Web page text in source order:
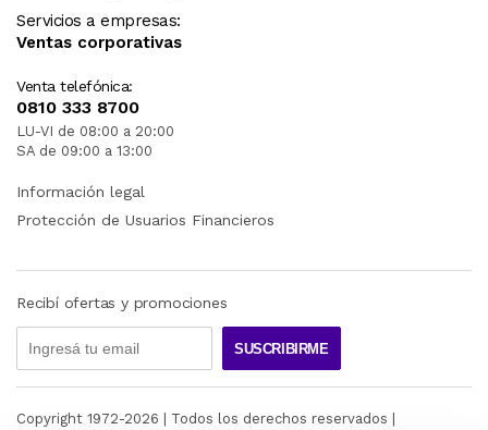
Servicios a empresas:
Ventas corporativas
Venta telefónica:
0810 333 8700
LU-VI de 08:00 a 20:00
SA de 09:00 a 13:00
Información legal
Protección de Usuarios Financieros
Recibí ofertas y promociones
SUSCRIBIRME
Copyright 1972-2026 | Todos los derechos reservados |